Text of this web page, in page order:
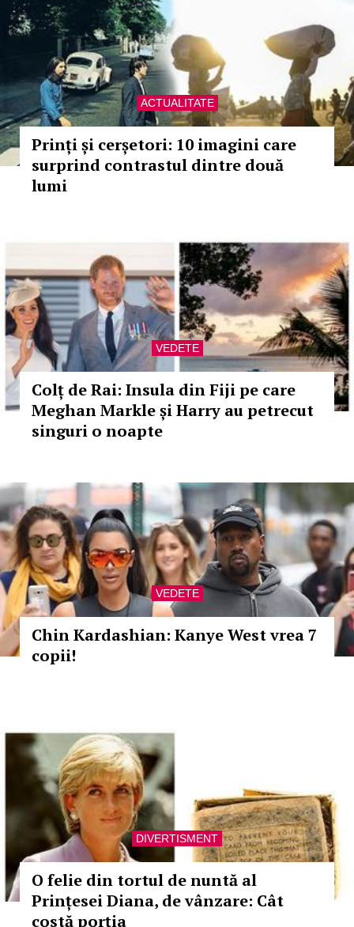
ACTUALITATE
Prinți și cerșetori: 10 imagini care
surprind contrastul dintre două
lumi
VEDETE
Colț de Rai: Insula din Fiji pe care
Meghan Markle și Harry au petrecut
singuri o noapte
VEDETE
Chin Kardashian: Kanye West vrea 7
copii!
DIVERTISMENT
O felie din tortul de nuntă al
Prințesei Diana, de vânzare: Cât
costă porția